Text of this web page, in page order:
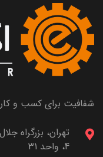
شفافیت برای کسب و کار
4، واحد 31